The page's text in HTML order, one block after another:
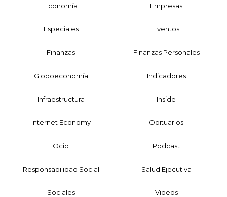
Economía Empresas
Especiales Eventos
Finanzas Finanzas Personales
Globoeconomía Indicadores
Infraestructura Inside
Internet Economy Obituarios
Ocio Podcast
Responsabilidad Social Salud Ejecutiva
Sociales Videos